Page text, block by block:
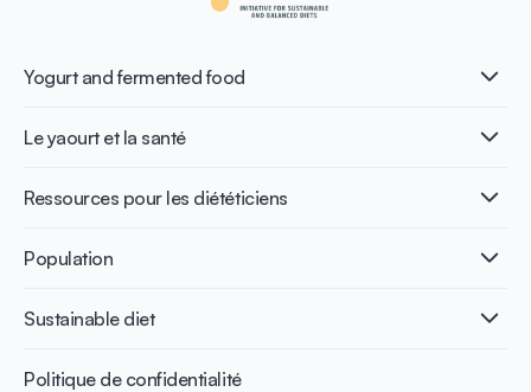
Yogurt and fermented food
Qu’est-ce que le yaourt ?
Nutri-dense food
Le yaourt et la santé
Healthy Diets & Lifestyle
Santé intestinale
Santé osseuse
Gestion du poids
Ressources pour les diététiciens
Publications
Infographics
Recettes
Population
Adulte
Sportif
Sustainable diet
Benefits for planet health
Politique de confidentialité